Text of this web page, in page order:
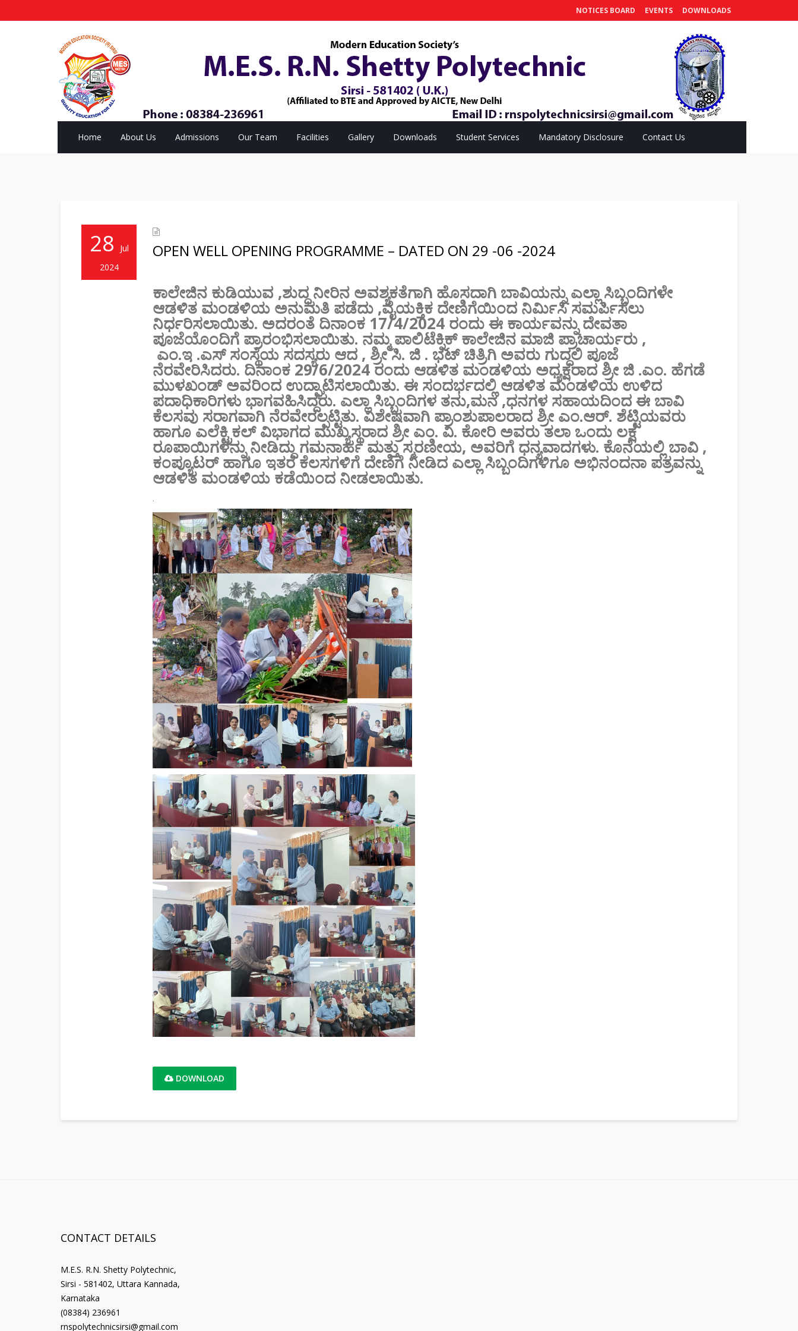
NOTICES BOARD EVENTS DOWNLOADS
Home About Us Admissions Our Team Facilities Gallery Downloads Student Services Mandatory Disclosure Contact Us
28
Jul
2024
OPEN WELL OPENING PROGRAMME – DATED ON 29 -06 -2024
ಕಾಲೇಜಿನ ಕುಡಿಯುವ ,ಶುದ್ಧ ನೀರಿನ ಅವಶ್ಯಕತೆಗಾಗಿ ಹೊಸದಾಗಿ ಬಾವಿಯನ್ನು ಎಲ್ಲಾ ಸಿಬ್ಬಂದಿಗಳೇ
ಆಡಳಿತ ಮಂಡಳಿಯ ಅನುಮತಿ ಪಡೆದು ,ವೈಯಕ್ತಿಕ ದೇಣಿಗೆಯಿಂದ ನಿರ್ಮಿಸಿ ಸಮರ್ಪಿಸಲು
ನಿರ್ಧರಿಸಲಾಯಿತು. ಅದರಂತೆ ದಿನಾಂಕ 17/4/2024 ರಂದು ಈ ಕಾರ್ಯವನ್ನು ದೇವತಾ
ಪೂಜೆಯೊಂದಿಗೆ ಪ್ರಾರಂಭಿಸಲಾಯಿತು. ನಮ್ಮ ಪಾಲಿಟೆಕ್ನಿಕ್ ಕಾಲೇಜಿನ ಮಾಜಿ ಪ್ರಾಚಾರ್ಯರು ,
ಎಂ.ಇ .ಎಸ್ ಸಂಸ್ಥೆಯ ಸದಸ್ಯರು ಆದ , ಶ್ರೀ ಸಿ. ಜಿ . ಭಟ್ ಚಿತ್ರಿಗಿ ಅವರು ಗುದ್ದಲಿ ಪೂಜೆ
ನೆರವೇರಿಸಿದರು. ದಿನಾಂಕ 29/6/2024 ರಂದು ಆಡಳಿತ ಮಂಡಳಿಯ ಅಧ್ಯಕ್ಷರಾದ ಶ್ರೀ ಜಿ .ಎಂ. ಹೆಗಡೆ
ಮುಳಖಂಡ್ ಅವರಿಂದ ಉದ್ಘಾಟಿಸಲಾಯಿತು. ಈ ಸಂದರ್ಭದಲ್ಲಿ ಆಡಳಿತ ಮಂಡಳಿಯ ಉಳಿದ
ಪದಾಧಿಕಾರಿಗಳು ಭಾಗವಹಿಸಿದ್ದರು. ಎಲ್ಲಾ ಸಿಬ್ಬಂದಿಗಳ ತನು,ಮನ ,ಧನಗಳ ಸಹಾಯದಿಂದ ಈ ಬಾವಿ
ಕೆಲಸವು ಸರಾಗವಾಗಿ ನೆರವೇರಲ್ಪಟ್ಟಿತು. ವಿಶೇಷವಾಗಿ ಪ್ರಾಂಶುಪಾಲರಾದ ಶ್ರೀ ಎಂ.ಆರ್. ಶೆಟ್ಟಿಯವರು
ಹಾಗೂ ಎಲೆಕ್ಟ್ರಿಕಲ್ ವಿಭಾಗದ ಮುಖ್ಯಸ್ಥರಾದ ಶ್ರೀ ಎಂ. ವಿ. ಕೋರಿ ಅವರು ತಲಾ ಒಂದು ಲಕ್ಷ
ರೂಪಾಯಿಗಳನ್ನು ನೀಡಿದ್ದು ಗಮನಾರ್ಹ ಮತ್ತು ಸ್ಮರಣೀಯ, ಅವರಿಗೆ ಧನ್ಯವಾದಗಳು. ಕೊನೆಯಲ್ಲಿ ಬಾವಿ ,
ಕಂಪ್ಯೂಟರ್ ಹಾಗೂ ಇತರೆ ಕೆಲಸಗಳಿಗೆ ದೇಣಿಗೆ ನೀಡಿದ ಎಲ್ಲಾ ಸಿಬ್ಬಂದಿಗಳಿಗೂ ಅಭಿನಂದನಾ ಪತ್ರವನ್ನು
ಆಡಳಿತ ಮಂಡಳಿಯ ಕಡೆಯಿಂದ ನೀಡಲಾಯಿತು.
.
DOWNLOAD
CONTACT DETAILS
M.E.S. R.N. Shetty Polytechnic,
Sirsi - 581402, Uttara Kannada,
Karnataka
(08384) 236961
rnspolytechnicsirsi@gmail.com